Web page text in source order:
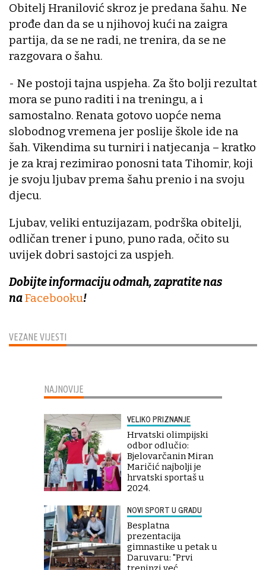
VEZANE VIJESTI
Obitelj Hranilović skroz je predana šahu. Ne
prođe dan da se u njihovoj kući na zaigra
partija, da se ne radi, ne trenira, da se ne
razgovara o šahu.
- Ne postoji tajna uspjeha. Za što bolji rezultat
mora se puno raditi i na treningu, a i
samostalno. Renata gotovo uopće nema
slobodnog vremena jer poslije škole ide na
šah. Vikendima su turniri i natjecanja – kratko
je za kraj rezimirao ponosni tata Tihomir, koji
je svoju ljubav prema šahu prenio i na svoju
djecu.
Ljubav, veliki entuzijazam, podrška obitelji,
odličan trener i puno, puno rada, očito su
uvijek dobri sastojci za uspjeh.
Dobijte informaciju odmah, zapratite nas
naFacebooku!
NAJNOVIJE
VELIKO PRIZNANJE
Hrvatski olimpijski
odbor odlučio:
Bjelovarčanin Miran
Maričić najbolji je
hrvatski sportaš u
2024.
NOVI SPORT U GRADU
Besplatna
prezentacija
gimnastike u petak u
Daruvaru: "Prvi